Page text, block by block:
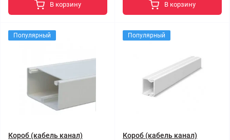
В корзину В корзину
Популярный
Короб (кабель канал)
Популярный
Короб (кабель канал)